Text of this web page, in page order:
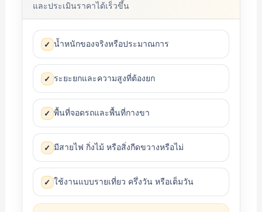
และประเมินราคาได้เร็วขึ้น
✓ น้ำหนักของจริงหรือประมาณการ
✓ ระยะยกและความสูงที่ต้องยก
✓ พื้นที่จอดรถและพื้นที่กางขา
✓ มีสายไฟ กิ่งไม้ หรือสิ่งกีดขวางหรือไม่
✓ ใช้งานแบบรายเที่ยว ครึ่งวัน หรือเต็มวัน